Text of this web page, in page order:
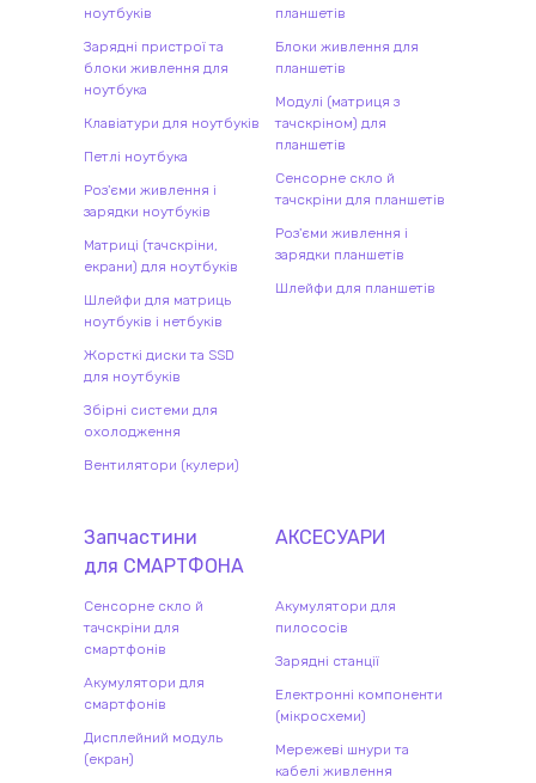
ноутбуків
Зарядні пристрої та
блоки живлення для
ноутбука
Клавіатури для ноутбуків
Петлі ноутбука
Роз'єми живлення і
зарядки ноутбуків
Матриці (тачскріни,
екрани) для ноутбуків
Шлейфи для матриць
ноутбуків і нетбуків
Жорсткі диски та SSD
для ноутбуків
Збірні системи для
охолодження
Вентилятори (кулери)
планшетів
Блоки живлення для
планшетів
Модулі (матриця з
тачскріном) для
планшетів
Сенсорне скло й
тачскріни для планшетів
Роз'єми живлення і
зарядки планшетів
Шлейфи для планшетів
Запчастини
для СМАРТФОНА
Сенсорне скло й
тачскріни для
смартфонів
Акумулятори для
смартфонів
Дисплейний модуль
(екран)
АКСЕСУАРИ
Акумулятори для
пилососів
Зарядні станції
Електронні компоненти
(мікросхеми)
Мережеві шнури та
кабелі живлення